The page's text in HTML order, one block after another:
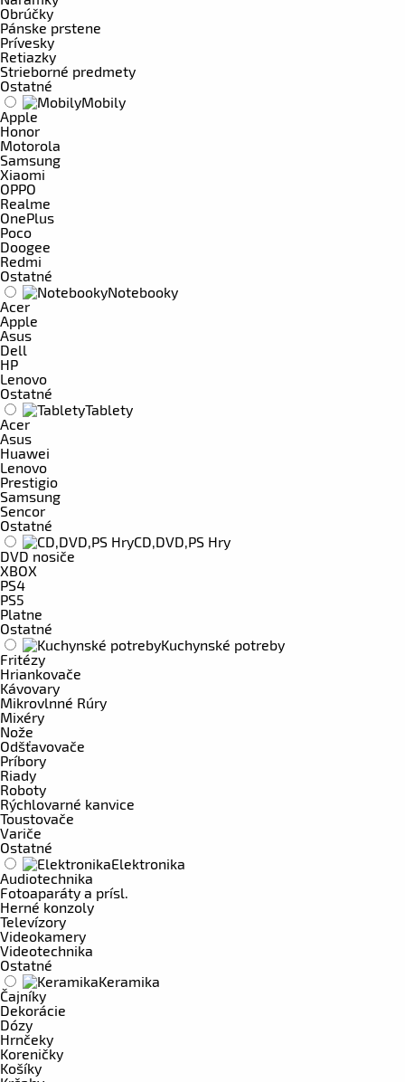
Obrúčky
Pánske prstene
Prívesky
Retiazky
Strieborné predmety
Ostatné
Mobily
Apple
Honor
Motorola
Samsung
Xiaomi
OPPO
Realme
OnePlus
Poco
Doogee
Redmi
Ostatné
Notebooky
Acer
Apple
Asus
Dell
HP
Lenovo
Ostatné
Tablety
Acer
Asus
Huawei
Lenovo
Prestigio
Samsung
Sencor
Ostatné
CD,DVD,PS Hry
DVD nosiče
XBOX
PS4
PS5
Platne
Ostatné
Kuchynské potreby
Fritézy
Hriankovače
Kávovary
Mikrovlnné Rúry
Mixéry
Nože
Odšťavovače
Príbory
Riady
Roboty
Rýchlovarné kanvice
Toustovače
Variče
Ostatné
Elektronika
Audiotechnika
Fotoaparáty a prísl.
Herné konzoly
Televízory
Videokamery
Videotechnika
Ostatné
Keramika
Čajníky
Dekorácie
Dózy
Hrnčeky
Koreničky
Košíky